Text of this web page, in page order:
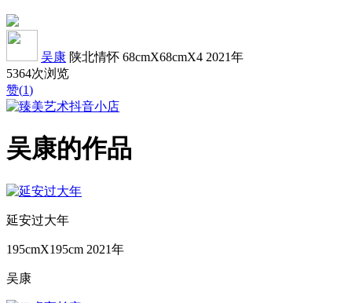
吴康 陕北情怀 68cmX68cmX4 2021年
5364次浏览
赞(1)
吴康的作品
延安过大年
195cmX195cm 2021年
吴康